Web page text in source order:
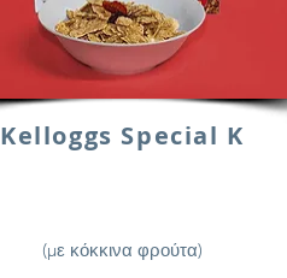
Kelloggs Special K
(με κόκκινα φρούτα)